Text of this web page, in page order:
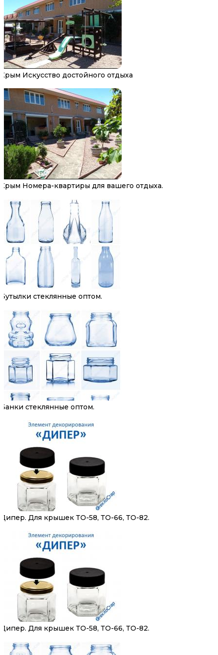
Крым Искусство достойного отдыха
Крым Номера-квартиры для вашего отдыха.
Бутылки стеклянные оптом.
Банки стеклянные оптом.
Дипер. Для крышек ТО-58, ТО-66, ТО-82.
Дипер. Для крышек ТО-58, ТО-66, ТО-82.